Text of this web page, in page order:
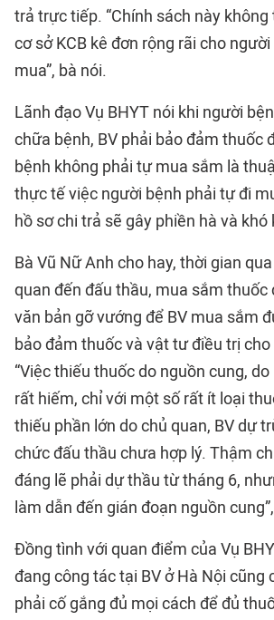
trả trực tiếp. “Chính sách này
cơ sở KCB kê đơn rộng rãi cho
mua”, bà nói.
Lãnh đạo Vụ BHYT nói khi người
chữa bệnh, BV phải bảo đảm thuốc
bệnh không phải tự mua sắm là
thực tế việc người bệnh phải tự đi
hồ sơ chi trả sẽ gây phiền hà và khó
Bà Vũ Nữ Anh cho hay, thời gian
quan đến đấu thầu, mua sắm thuốc
văn bản gỡ vướng để BV mua sắm
bảo đảm thuốc và vật tư điều trị
“Việc thiếu thuốc do nguồn cung,
rất hiếm, chỉ với một số rất ít loại
thiếu phần lớn do chủ quan, BV dự
chức đấu thầu chưa hợp lý. Thậm
đáng lẽ phải dự thầu từ tháng 6,
làm dẫn đến gián đoạn nguồn
Đồng tình với quan điểm của Vụ
đang công tác tại BV ở Hà Nội cũng
phải cố gắng đủ mọi cách để đủ